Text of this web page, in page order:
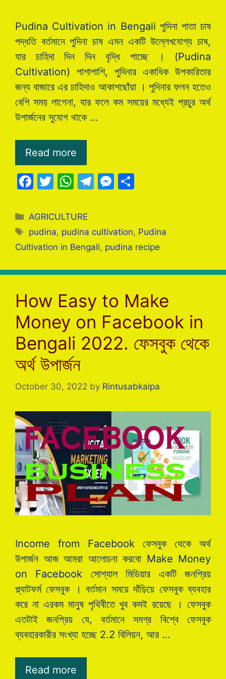
Pudina Cultivation in Bengali পুদিনা পাতা চাষ
পদ্ধতি বর্তমানে পুদিনা চাষ এমন একটি উল্লেখযোগ্য চাষ,
যার চাহিদা দিন দিন বৃদ্ধি পাচ্ছে । (Pudina
Cultivation) পাশাপাশি, পুদিনার একাধিক উপকারিতার
জন্য বাজারে এর চাহিদাও আকাশছোঁয়া । পুদিনার ফলন হতেও
বেশি সময় লাগেনা, যার ফলে কম সময়ের মধ্যেই প্রচুর অর্থ
উপার্জনের সুযোগ থাকে …
Read more
F
c
e
b
o
k
T
itt
er
W
at
s
A
p
T
gr
a
M
s
e
g
er
e
Categories
AGRICULTURE
Tags
pudina, pudina cultivation, Pudina
Cultivation in Bengali, pudina recipe
How Easy to Make
Money on Facebook in
Bengali 2022. ফেসবুক থেকে
অর্থ উপার্জন
October 30, 2022 by Rintusabkalpa
Income from Facebook ফেসবুক থেকে অর্থ
উপার্জন আজ আমরা আলোচনা করবো Make Money
on Facebook সোশ্যাল মিডিয়ার একটি জনপ্রিয়
প্ল্যাটফর্ম ফেসবুক । বর্তমান সময়ে দাঁড়িয়ে ফেসবুক ব্যবহার
করে না এরকম মানুষ পৃথিবীতে খুব কমই রয়েছে । ফেসবুক
এতটাই জনপ্রিয় যে, বর্তমানে সমগ্র বিশ্বে ফেসবুক
ব্যবহারকারীর সংখ্যা হচ্ছে 2.2 বিলিয়ন, আর …
Read more